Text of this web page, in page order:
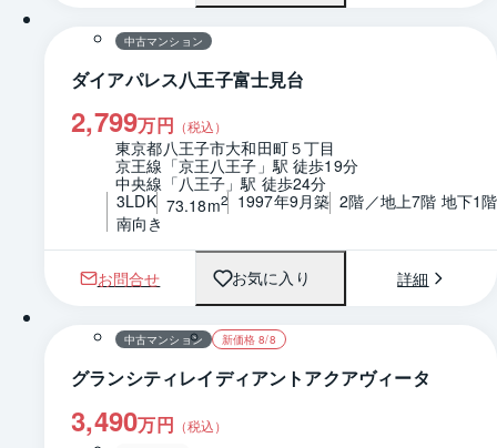
中古マンション
ダイアパレス八王子富士見台
2,799万円 （税込）
東京都八王子市大和田町５丁目
京王線「京王八王子」駅 徒歩19分
中央線「八王子」駅 徒歩24分
3LDK 73.18m2 1997年9月築 2階／地上7階 地下1階
南向き
お問合せ お気に入り 詳細
1 / 0 間取り
中古マンション 新価格 8/8
グランシティレイディアントアクアヴィータ
3,490万円 （税込）